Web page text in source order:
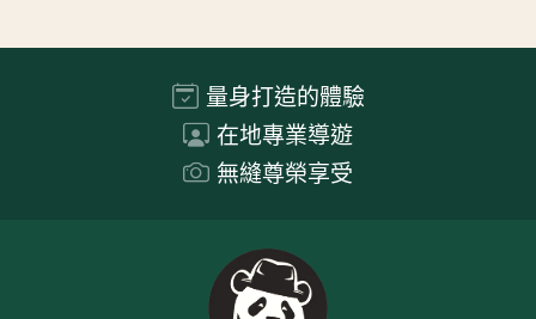
量身打造的體驗
在地專業導遊
無縫尊榮享受